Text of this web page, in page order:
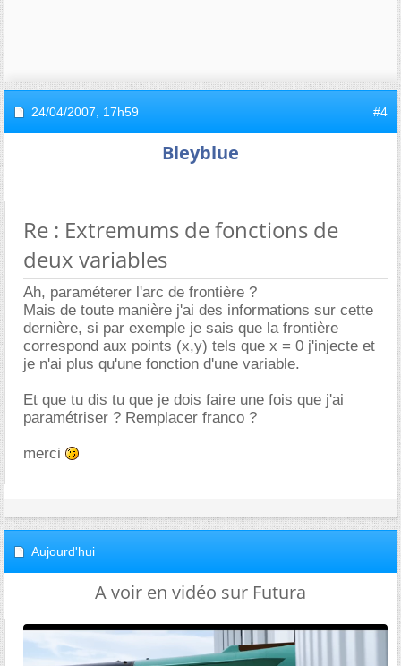
24/04/2007, 17h59 #4
Bleyblue
Re : Extremums de fonctions de
deux variables
Ah, paraméterer l'arc de frontière ?
Mais de toute manière j'ai des informations sur cette
dernière, si par exemple je sais que la frontière
correspond aux points (x,y) tels que x = 0 j'injecte et
je n'ai plus qu'une fonction d'une variable.
Et que tu dis tu que je dois faire une fois que j'ai
paramétriser ? Remplacer franco ?
merci
Aujourd'hui
A voir en vidéo sur Futura